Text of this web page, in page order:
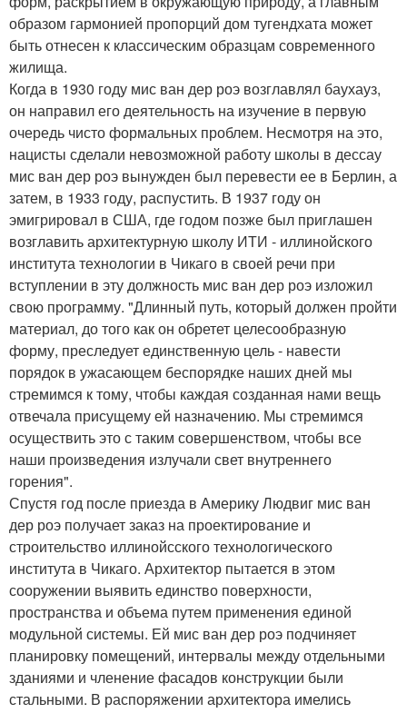
образом гармонией пропорций дом тугендхата может
быть отнесен к классическим образцам современного
жилища.
Когда в 1930 году мис ван дер роэ возглавлял баухауз,
он направил его деятельность на изучение в первую
очередь чисто формальных проблем. Несмотря на это,
нацисты сделали невозможной работу школы в дессау
мис ван дер роэ вынужден был перевести ее в Берлин, а
затем, в 1933 году, распустить. В 1937 году он
эмигрировал в США, где годом позже был приглашен
возглавить архитектурную школу ИТИ - иллинойского
института технологии в Чикаго в своей речи при
вступлении в эту должность мис ван дер роэ изложил
свою программу. "Длинный путь, который должен пройти
материал, до того как он обретет целесообразную
форму, преследует единственную цель - навести
порядок в ужасающем беспорядке наших дней мы
стремимся к тому, чтобы каждая созданная нами вещь
отвечала присущему ей назначению. Мы стремимся
осуществить это с таким совершенством, чтобы все
наши произведения излучали свет внутреннего
горения".
Спустя год после приезда в Америку Людвиг мис ван
дер роэ получает заказ на проектирование и
строительство иллинойсского технологического
института в Чикаго. Архитектор пытается в этом
сооружении выявить единство поверхности,
пространства и объема путем применения единой
модульной системы. Ей мис ван дер роэ подчиняет
планировку помещений, интервалы между отдельными
зданиями и членение фасадов конструкции были
стальными. В распоряжении архитектора имелись